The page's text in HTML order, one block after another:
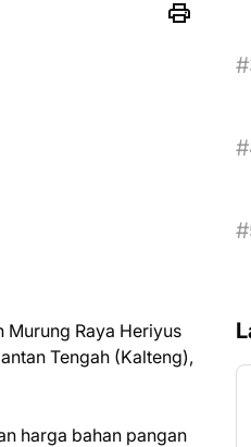
Murung Raya Heriyus
Tengah (Kalteng),
harga bahan pangan